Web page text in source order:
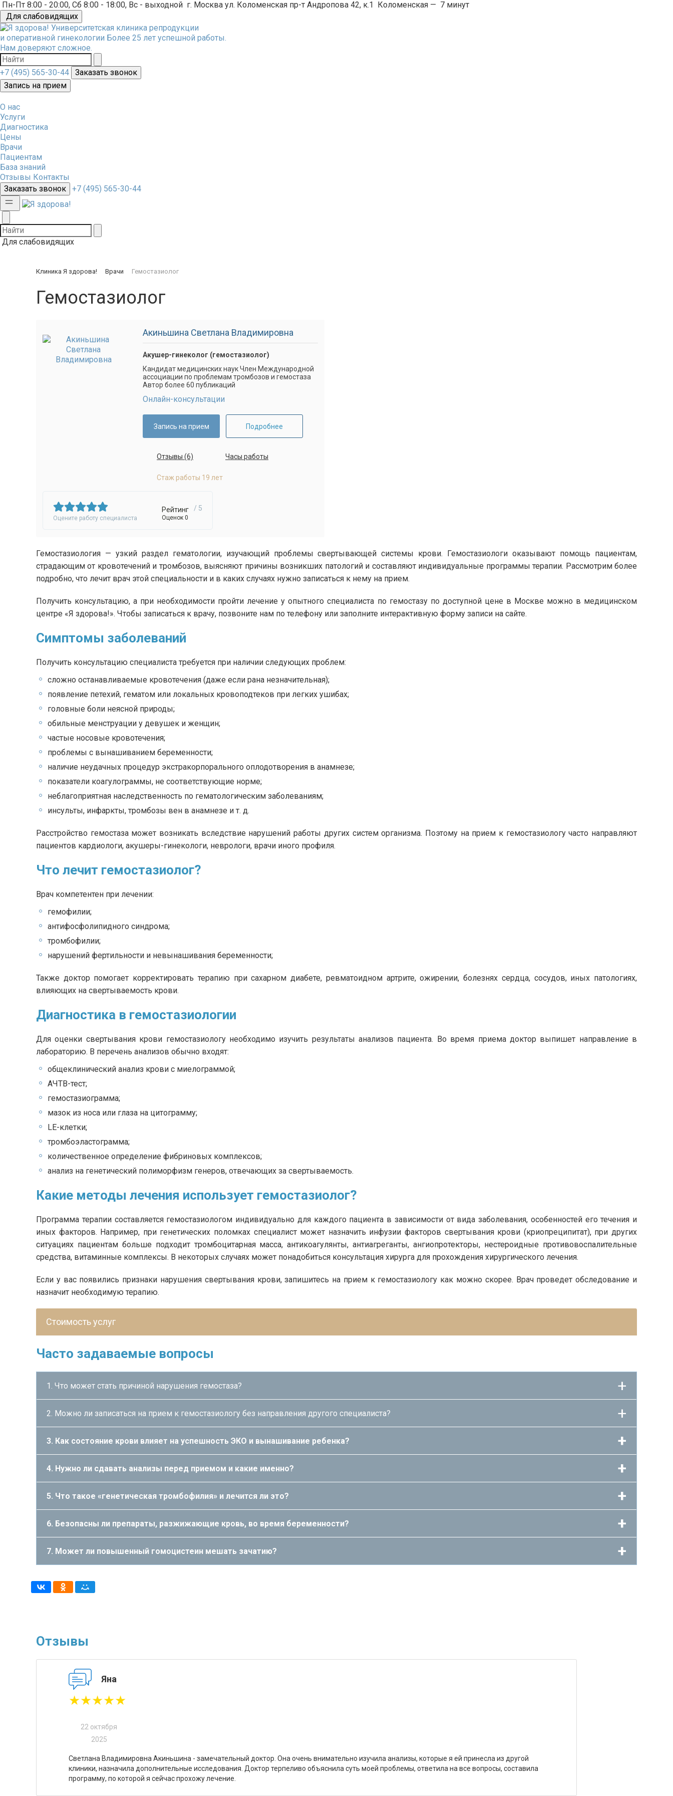
Пн-Пт 8:00 - 20:00, Сб 8:00 - 18:00, Вс - выходной г. Москва ул. Коломенская пр-т Андропова 42, к.1 Коломенская — 7 минут
Для слабовидящих
Университетская клиника репродукции
и оперативной гинекологии Более 25 лет успешной работы.
Нам доверяют сложное.
+7 (495) 565-30-44
Заказать звонок
Запись на прием
О нас
Услуги
Диагностика
Цены
Врачи
Пациентам
База знаний
Отзывы Контакты
Заказать звонок
+7 (495) 565-30-44
Для слабовидящих
Клиника Я здорова! Врачи Гемостазиолог
Гемостазиолог
Акиньшина Светлана Владимировна
Акушер-гинеколог (гемостазиолог)
Кандидат медицинских наук Член Международной
ассоциации по проблемам тромбозов и гемостаза
Автор более 60 публикаций
Онлайн-консультации
Запись на прием Подробнее
Отзывы (6) Часы работы
Стаж работы 19 лет
Оцените работу специалиста
Рейтинг / 5
Оценок 0
Гемостазиология — узкий раздел гематологии, изучающий проблемы свертывающей системы крови. Гемостазиологи оказывают помощь пациентам,
страдающим от кровотечений и тромбозов, выясняют причины возникших патологий и составляют индивидуальные программы терапии. Рассмотрим более
подробно, что лечит врач этой специальности и в каких случаях нужно записаться к нему на прием.
Получить консультацию, а при необходимости пройти лечение у опытного специалиста по гемостазу по доступной цене в Москве можно в медицинском
центре «Я здорова!». Чтобы записаться к врачу, позвоните нам по телефону или заполните интерактивную форму записи на сайте.
Симптомы заболеваний
Получить консультацию специалиста требуется при наличии следующих проблем:
сложно останавливаемые кровотечения (даже если рана незначительная);
появление петехий, гематом или локальных кровоподтеков при легких ушибах;
головные боли неясной природы;
обильные менструации у девушек и женщин;
частые носовые кровотечения;
проблемы с вынашиванием беременности;
наличие неудачных процедур экстракорпорального оплодотворения в анамнезе;
показатели коагулограммы, не соответствующие норме;
неблагоприятная наследственность по гематологическим заболеваниям;
инсульты, инфаркты, тромбозы вен в анамнезе и т. д.
Расстройство гемостаза может возникать вследствие нарушений работы других систем организма. Поэтому на прием к гемостазиологу часто направляют
пациентов кардиологи, акушеры-гинекологи, неврологи, врачи иного профиля.
Что лечит гемостазиолог?
Врач компетентен при лечении:
гемофилии;
антифосфолипидного синдрома;
тромбофилии;
нарушений фертильности и невынашивания беременности;
Также доктор помогает корректировать терапию при сахарном диабете, ревматоидном артрите, ожирении, болезнях сердца, сосудов, иных патологиях,
влияющих на свертываемость крови.
Диагностика в гемостазиологии
Для оценки свертывания крови гемостазиологу необходимо изучить результаты анализов пациента. Во время приема доктор выпишет направление в
лабораторию. В перечень анализов обычно входят:
общеклинический анализ крови с миелограммой;
АЧТВ-тест;
гемостазиограмма;
мазок из носа или глаза на цитограмму;
LE-клетки;
тромбоэластограмма;
количественное определение фибриновых комплексов;
анализ на генетический полиморфизм генеров, отвечающих за свертываемость.
Какие методы лечения использует гемостазиолог?
Программа терапии составляется гемостазиологом индивидуально для каждого пациента в зависимости от вида заболевания, особенностей его течения и
иных факторов. Например, при генетических поломках специалист может назначить инфузии факторов свертывания крови (криопреципитат), при других
ситуациях пациентам больше подходит тромбоцитарная масса, антикоагулянты, антиагреганты, ангиопротекторы, нестероидные противовоспалительные
средства, витаминные комплексы. В некоторых случаях может понадобиться консультация хирурга для прохождения хирургического лечения.
Если у вас появились признаки нарушения свертывания крови, запишитесь на прием к гемостазиологу как можно скорее. Врач проведет обследование и
назначит необходимую терапию.
Стоимость услуг
Часто задаваемые вопросы
1. Что может стать причиной нарушения гемостаза?
2. Можно ли записаться на прием к гемостазиологу без направления другого специалиста?
3. Как состояние крови влияет на успешность ЭКО и вынашивание ребенка?
4. Нужно ли сдавать анализы перед приемом и какие именно?
5. Что такое «генетическая тромбофилия» и лечится ли это?
6. Безопасны ли препараты, разжижающие кровь, во время беременности?
7. Может ли повышенный гомоцистеин мешать зачатию?
Отзывы
Яна
★★★★★
22 октября
2025
Светлана Владимировна Акиньшина - замечательный доктор. Она очень внимательно изучила анализы, которые я ей принесла из другой
клиники, назначила дополнительные исследования. Доктор терпеливо объяснила суть моей проблемы, ответила на все вопросы, составила
программу, по которой я сейчас прохожу лечение.